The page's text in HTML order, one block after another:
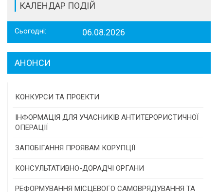
КАЛЕНДАР ПОДІЙ
Сьогодні: 06.08.2026
АНОНСИ
КОНКУРСИ ТА ПРОЕКТИ
Конкурс проектів та програм місцевого
самоврядування
Конкурс інститутів громадянського суспільства
Програми/конкурси МТД
ІНФОРМАЦІЯ ДЛЯ УЧАСНИКІВ АНТИТЕРОРИСТИЧНОЇ
ОПЕРАЦІЇ
ЗАПОБІГАННЯ ПРОЯВАМ КОРУПЦІЇ
КОНСУЛЬТАТИВНО-ДОРАДЧІ ОРГАНИ
Консультативна рада
РЕФОРМУВАННЯ МІСЦЕВОГО САМОВРЯДУВАННЯ ТА